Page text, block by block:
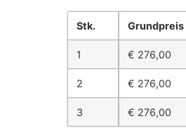
Stk. Grundpreis
1 € 276,00
2 € 276,00
3 € 276,00